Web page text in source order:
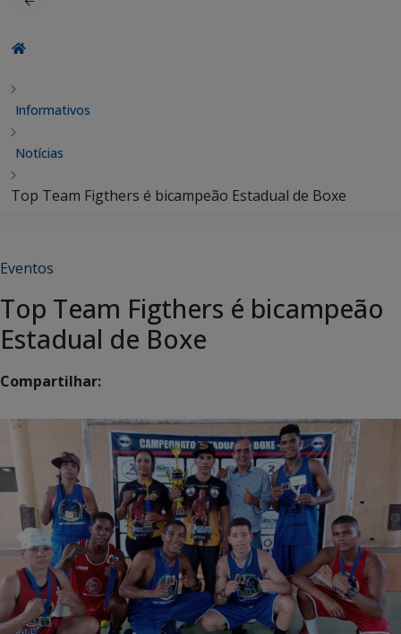
Informativos
Notícias
Top Team Figthers é bicampeão Estadual de Boxe
Eventos
Top Team Figthers é bicampeão
Estadual de Boxe
Compartilhar: